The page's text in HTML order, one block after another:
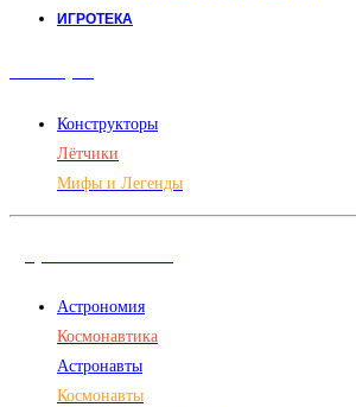
ИГРОТЕКА
Конструкторы
Лётчики
Мифы и Легенды
Астрономия
Космонавтика
Астронавты
Космонавты